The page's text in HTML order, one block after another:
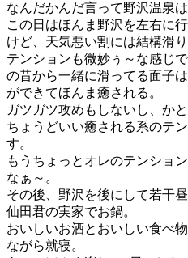
なんだかんだ言って野沢温泉
この日はほんま野沢を左右に
けど、天気悪い割には結構滑り
テンションも微妙ぅ～な感じ
の昔から一緒に滑ってる面子
ができてほんま癒される。
ガツガツ攻めもしないし、か
ちょうどいい癒される系のテ
す。
もうちょっとオレのテンショ
なぁ～。
その後、野沢を後にして若干
仙田君の実家でお鍋。
おいしいお酒とおいしい食べ
ながら就寝。